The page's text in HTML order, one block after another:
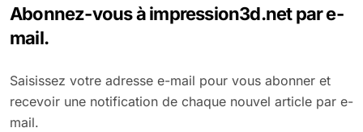
r
h
r
:
Abonnez-vous à impression3d.net par e-
mail.
Saisissez votre adresse e-mail pour vous abonner et
recevoir une notification de chaque nouvel article par e-
mail.